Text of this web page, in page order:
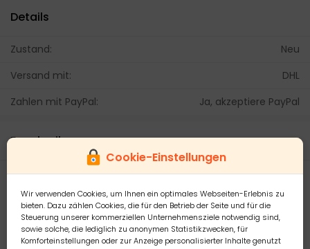
Cookie-Einstellungen
Wir verwenden Cookies, um Ihnen ein optimales Webseiten-Erlebnis zu
bieten. Dazu zählen Cookies, die für den Betrieb der Seite und für die
Steuerung unserer kommerziellen Unternehmensziele notwendig sind,
sowie solche, die lediglich zu anonymen Statistikzwecken, für
Komforteinstellungen oder zur Anzeige personalisierter Inhalte genutzt
Details
Zustand:
Neu
Versand mit:
DHL
Zahlen mit PayPal:
Ja, akzeptiere PayPal
Beschreibung
Hallo!
Diese 2 neuen Designer Edelstein Ringe von Thomas Rath
suchen günstig eine neue Trägerin!